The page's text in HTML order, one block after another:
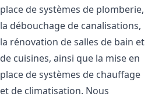
place de systèmes de plomberie,
la débouchage de canalisations,
la rénovation de salles de bain et
de cuisines, ainsi que la mise en
place de systèmes de chauffage
et de climatisation. Nous